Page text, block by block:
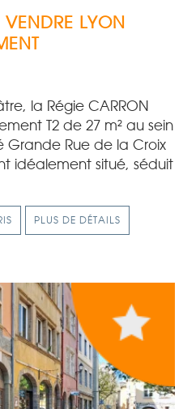
LYON
la Régie CARRON
T2 de 27 m² au sein
Grande Rue de la Croix
idéalement situé, séduit
PLUS DE DÉTAILS